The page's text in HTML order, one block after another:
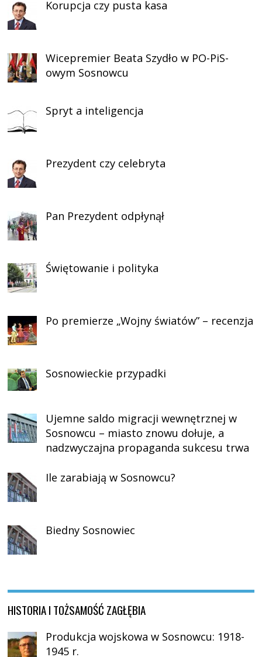
Korupcja czy pusta kasa
Wicepremier Beata Szydło w PO-PiS-
owym Sosnowcu
Spryt a inteligencja
Prezydent czy celebryta
Pan Prezydent odpłynął
Świętowanie i polityka
Po premierze „Wojny światów” – recenzja
Sosnowieckie przypadki
Ujemne saldo migracji wewnętrznej w
Sosnowcu – miasto znowu dołuje, a
nadzwyczajna propaganda sukcesu trwa
Ile zarabiają w Sosnowcu?
Biedny Sosnowiec
HISTORIA I TOŻSAMOŚĆ ZAGŁĘBIA
Produkcja wojskowa w Sosnowcu: 1918-
1945 r.